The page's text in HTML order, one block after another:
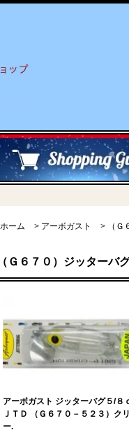
ホーム > アーボガスト > （
（Ｇ６７０）ジッターバ
アーボガスト ジッターバグ５/８
ＪＴＤ （Ｇ６７０－５２３）ク
ー.